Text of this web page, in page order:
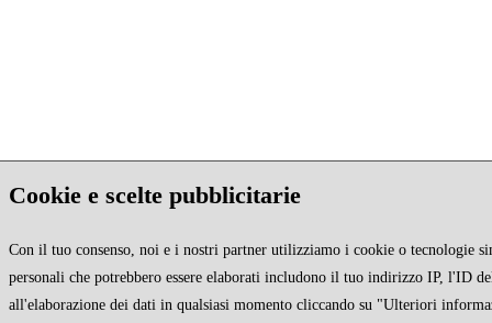
Cookie e scelte pubblicitarie
Con il tuo consenso, noi e i nostri partner utilizziamo i cookie o tecnologie
personali che potrebbero essere elaborati includono il tuo indirizzo IP, l'ID
all'elaborazione dei dati in qualsiasi momento cliccando su "Ulteriori